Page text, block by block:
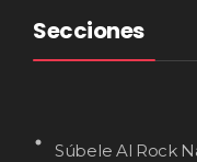
Secciones
Súbele Al Rock